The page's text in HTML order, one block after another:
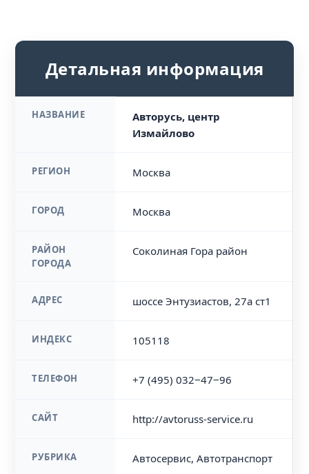
Детальная информация
НАЗВАНИЕ
Авторусь, центр
Измайлово
РЕГИОН Москва
ГОРОД Москва
РАЙОН
ГОРОДА
Соколиная Гора район
АДРЕС шоссе Энтузиастов, 27а ст1
ИНДЕКС 105118
ТЕЛЕФОН +7 (495) 032‒47‒96
САЙТ http://avtoruss-service.ru
РУБРИКА Автосервис, Автотранспорт